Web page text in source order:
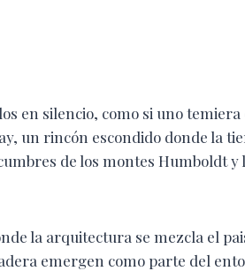
en silencio, como si uno
un rincón escondido donde la
de los montes Humboldt y
la arquitectura se mezcla el
emergen como parte del